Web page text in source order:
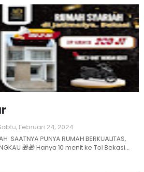
Februari 24, 2024
SAATNYA PUNYA RUMAH BERKUALITAS,
🎁🎁 Hanya 10 menit ke Tol Bekasi